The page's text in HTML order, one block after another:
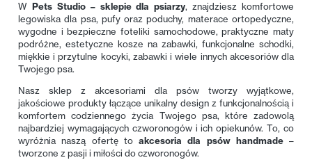
W Pets Studio – sklepie dla psiarzy, znajdziesz komfortowe
legowiska dla psa, pufy oraz poduchy, materace ortopedyczne,
wygodne i bezpieczne foteliki samochodowe, praktyczne maty
podróżne, estetyczne kosze na zabawki, funkcjonalne schodki,
miękkie i przytulne kocyki, zabawki i wiele innych akcesoriów dla
Twojego psa.
Nasz sklep z akcesoriami dla psów tworzy wyjątkowe,
jakościowe produkty łączące unikalny design z funkcjonalnością i
komfortem codziennego życia Twojego psa, które zadowolą
najbardziej wymagających czworonogów i ich opiekunów. To, co
wyróżnia naszą ofertę to akcesoria dla psów handmade–
tworzone z pasji i miłości do czworonogów.